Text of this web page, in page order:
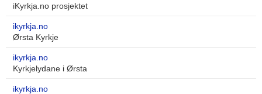
iKyrkja.no prosjektet
ikyrkja.no
Ørsta Kyrkje
ikyrkja.no
Kyrkjelydane i Ørsta
ikyrkja.no